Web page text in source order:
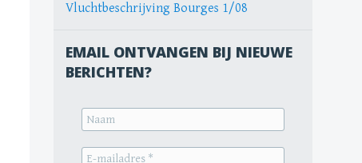
Vluchtbeschrijving Bourges 1/08
EMAIL ONTVANGEN BIJ NIEUWE
BERICHTEN?